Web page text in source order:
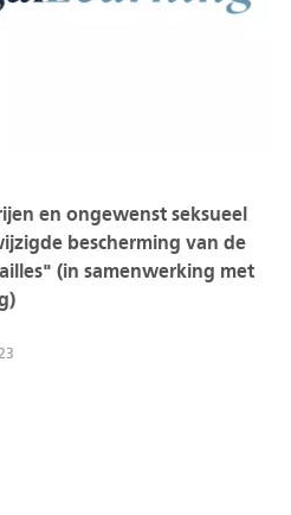
en ongewenst seksueel
bescherming van de
(in samenwerking met